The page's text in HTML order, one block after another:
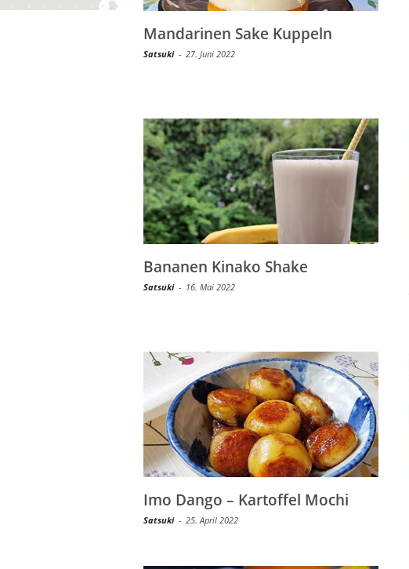
Mandarinen Sake Kuppeln
Satsuki - 27. Juni 2022
Bananen Kinako Shake
Satsuki - 16. Mai 2022
Imo Dango – Kartoffel Mochi
Satsuki - 25. April 2022